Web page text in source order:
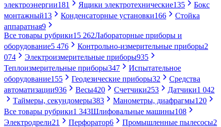
электроэнергии181 Ящики электротехнические135
Бокс
монтажный13 Конденсаторные установки166
Стойка
аппаратная9
Все товары рубрики15 262Лабораторные приборы и
оборудование5 476 Контрольно-измерительные приборы2
074
Электроизмерительные приборы935
Теплоизмерительные приборы347
Испытательное
оборудование155 Геодезические приборы32
Средства
автоматизации936 Весы420 Счетчики253 Датчики1 042
Таймеры, секундомеры383 Манометры, диафрагмы120
Все товары рубрики1 343Шлифовальные машины108
Электродрели21 Перфоратор6 Промышленные пылесосы2